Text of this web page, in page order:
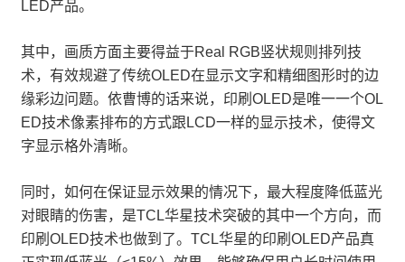
LED产品。
其中，画质方面主要得益于Real RGB竖状规则排列技
术，有效规避了传统OLED在显示文字和精细图形时的边
缘彩边问题。依曹博的话来说，印刷OLED是唯一一个OL
ED技术像素排布的方式跟LCD一样的显示技术，使得文
字显示格外清晰。
同时，如何在保证显示效果的情况下，最大程度降低蓝光
对眼睛的伤害，是TCL华星技术突破的其中一个方向，而
印刷OLED技术也做到了。TCL华星的印刷OLED产品真